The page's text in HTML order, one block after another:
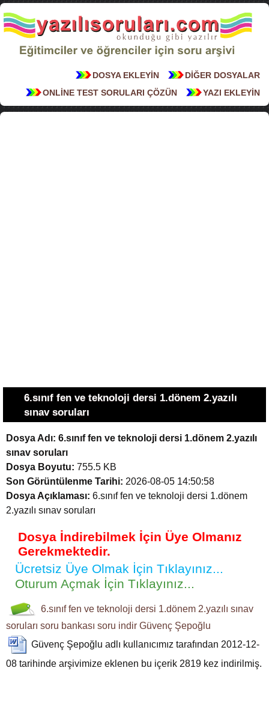
DİĞER DOSYALAR
DOSYA EKLEYİN
YAZI EKLEYİN
ONLİNE TEST SORULARI ÇÖZÜN
6.sınıf fen ve teknoloji dersi 1.dönem 2.yazılı
sınav soruları
Dosya Adı: 6.sınıf fen ve teknoloji dersi 1.dönem 2.yazılı
sınav soruları
Dosya Boyutu: 755.5 KB
Son Görüntülenme Tarihi: 2026-08-05 14:50:58
Dosya Açıklaması: 6.sınıf fen ve teknoloji dersi 1.dönem
2.yazılı sınav soruları
Dosya İndirebilmek İçin Üye Olmanız
Gerekmektedir.
Ücretsiz Üye Olmak İçin Tıklayınız...
Oturum Açmak İçin Tıklayınız...
6.sınıf fen ve teknoloji dersi 1.dönem 2.yazılı sınav
soruları soru bankası soru indir Güvenç Şepoğlu
Güvenç Şepoğlu adlı kullanıcımız tarafından 2012-12-
08 tarihinde arşivimize eklenen bu içerik 2819 kez indirilmiş.